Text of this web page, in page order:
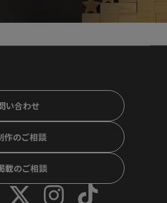
い合わせ
作のご相談
載のご相談